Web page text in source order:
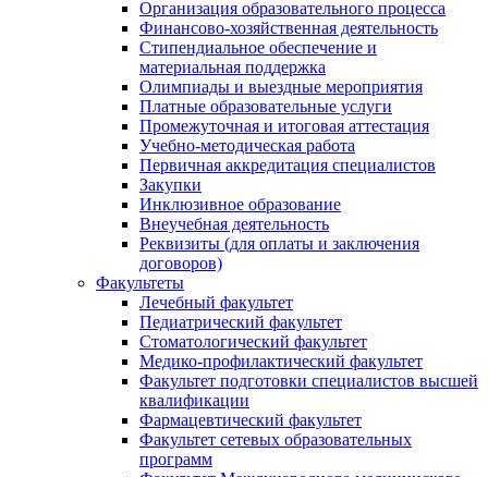
Организация образовательного процесса
Финансово-хозяйственная деятельность
Стипендиальное обеспечение и
материальная поддержка
Олимпиады и выездные мероприятия
Платные образовательные услуги
Промежуточная и итоговая аттестация
Учебно-методическая работа
Первичная аккредитация специалистов
Закупки
Инклюзивное образование
Внеучебная деятельность
Реквизиты (для оплаты и заключения
договоров)
Факультеты
Лечебный факультет
Педиатрический факультет
Стоматологический факультет
Медико-профилактический факультет
Факультет подготовки специалистов высшей
квалификации
Фармацевтический факультет
Факультет сетевых образовательных
программ